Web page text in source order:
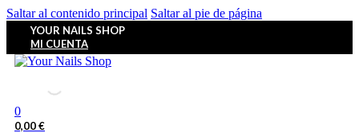
Saltar al contenido principal Saltar al pie de página
YOUR NAILS SHOP
MI CUENTA
0
0,00€